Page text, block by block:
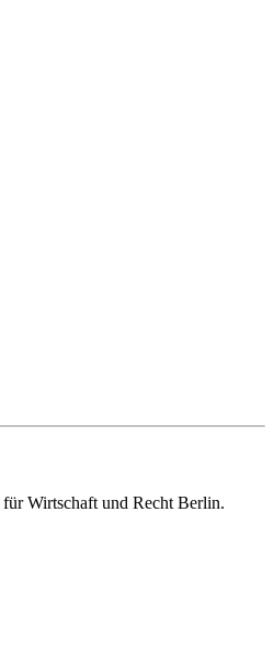
Wirtschaft und Recht Berlin.